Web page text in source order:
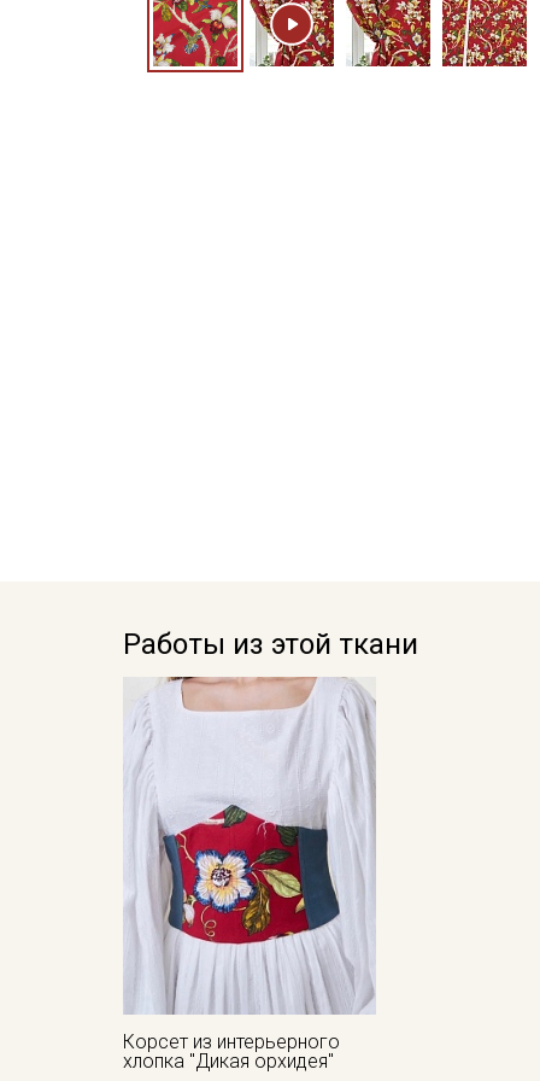
Работы из этой ткани
Корсет из интерьерного
хлопка "Дикая орхидея"